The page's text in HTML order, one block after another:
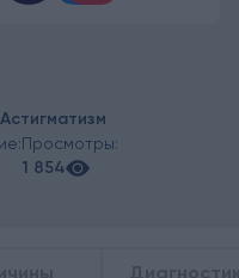
Просмотры:
1 854